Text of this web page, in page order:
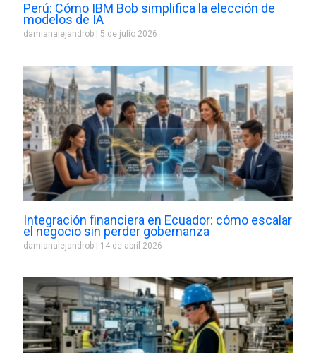
Perú: Cómo IBM Bob simplifica la elección de
modelos de IA
damianalejandrob 5 de julio 2026
Integración financiera en Ecuador: cómo escalar
el negocio sin perder gobernanza
damianalejandrob 14 de abril 2026